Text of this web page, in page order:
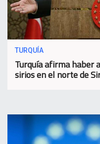
TURQUÍA
Turquía afirma haber
sirios en el norte de